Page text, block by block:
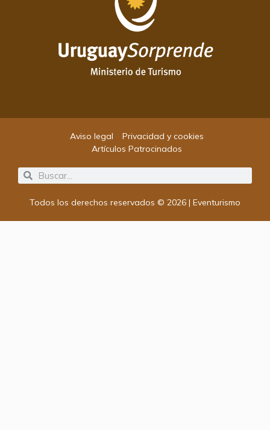
Todos los derechos reservados © 2026 | Eventurismo
SearchSearch
Aviso legal
Privacidad y cookies
Artículos Patrocinados